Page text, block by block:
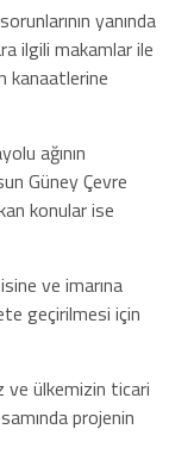
yanında
ilgili makamlar ile
kanaatlerine
ağının
Güney Çevre
konular ise
ve imarına
geçirilmesi için
ve ülkemizin ticari
projenin